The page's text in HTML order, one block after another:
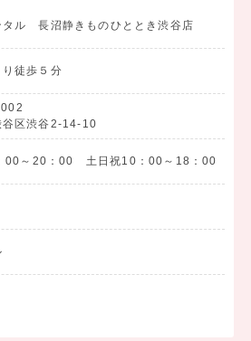
タル 長沼静きものひととき渋谷店
徒歩５分
谷区渋谷2-14-10
00～20：00 土日祝10：00～18：00